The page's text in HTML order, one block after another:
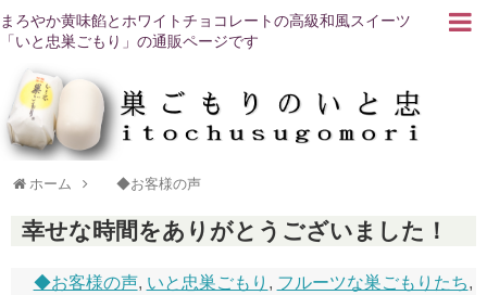
まろやか黄味餡とホワイトチョコレートの高級和風スイーツ
「いと忠巣ごもり」の通販ページです
ホーム ◆お客様の声
幸せな時間をありがとうございました！
◆お客様の声, いと忠巣ごもり , フルーツな巣ごもりたち,